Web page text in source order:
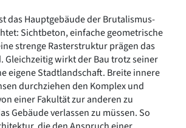
das Hauptgebäude der Brutalismus-
Sichtbeton, einfache geometrische
strenge Rasterstruktur prägen das
Gleichzeitig wirkt der Bau trotz seiner
eigene Stadtlandschaft. Breite innere
durchziehen den Komplex und
einer Fakultät zur anderen zu
Gebäude verlassen zu müssen. So